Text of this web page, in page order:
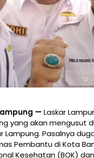
— Laskar
yang akan mengusut
Lampung. Pasalnya
Pembantu di Kota
Kesehatan (BOK)